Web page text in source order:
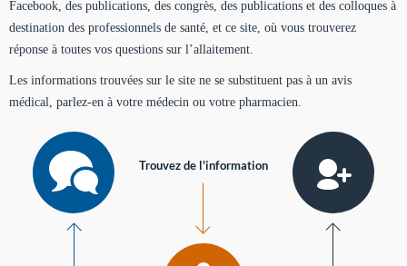
Facebook, des publications, des congrès, des publications et des colloques à
destination des professionnels de santé, et ce site, où vous trouverez
réponse à toutes vos questions sur l’allaitement.
Les informations trouvées sur le site ne se substituent pas à un avis
médical, parlez-en à votre médecin ou votre pharmacien.
Trouvez de l'information